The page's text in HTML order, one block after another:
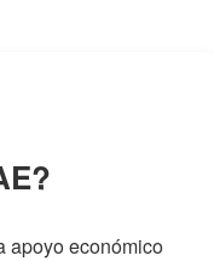
apoyo económico